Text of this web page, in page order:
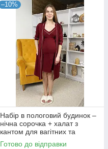
–10%
Набір в пологовий будинок –
нічна сорочка + халат з
кантом для вагітних та
годуючих бордовий 44-54р.
Готово до відправки